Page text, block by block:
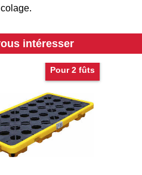
intéresser
Pour 2 fûts